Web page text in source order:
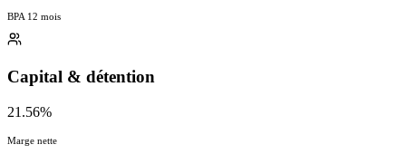
BPA 12 mois
Capital & détention
21.56%
Marge nette